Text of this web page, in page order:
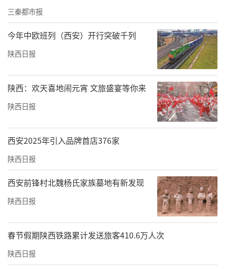
三秦都市报
今年中欧班列（西安）开行突破千列
陕西日报
陕西：欢天喜地闹元宵 文旅盛宴等你来
陕西日报
西安2025年引入品牌首店376家
陕西日报
西安前锋村北魏杨氏家族墓地有新发现
陕西日报
春节假期陕西铁路累计发送旅客410.6万人次
陕西日报